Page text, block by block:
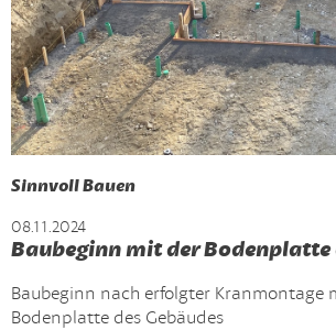
Sinnvoll Bauen
08.11.2024
Baubeginn mit der Bodenplatte
Baubeginn nach erfolgter Kranmontage
Bodenplatte des Gebäudes